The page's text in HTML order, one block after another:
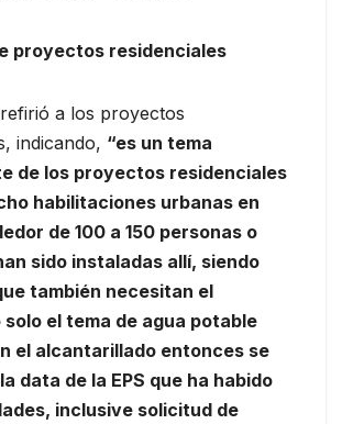
proyectos residenciales
a los proyectos
indicando, “es un tema
de los proyectos residenciales
habilitaciones urbanas en
de 100 a 150 personas o
sido instaladas allí, siendo
también necesitan el
el tema de agua potable
el alcantarillado entonces se
data de la EPS que ha habido
inclusive solicitud de